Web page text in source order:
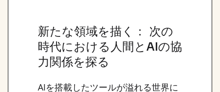
新たな領域を描く： 次の
時代における人間とAIの協
力関係を探る
AIを搭載したツールが溢れる世界に